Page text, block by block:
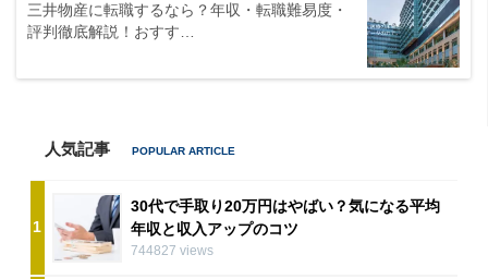
三井物産に転職するなら？年収・転職難易度・
評判徹底解説！おすす…
人気記事
1
30代で手取り20万円はやばい？気になる平均
年収と収入アップのコツ
744827 views